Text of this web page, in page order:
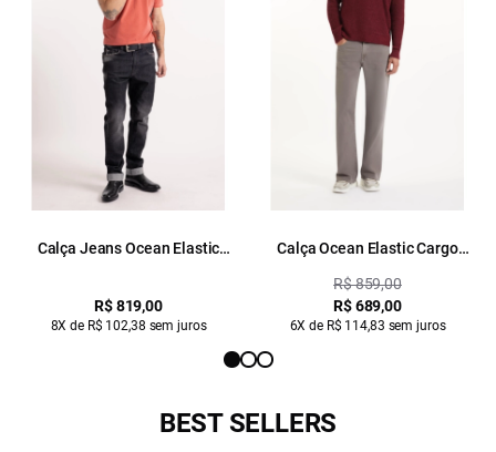
Calça Jeans Ocean Elastic
R$ 819,00
8X de R$ 102,38 sem juros
Calça Ocean Elastic Cargo
R$ 859,00
R$ 689,00
6X de R$ 114,83 sem juros
BEST SELLERS